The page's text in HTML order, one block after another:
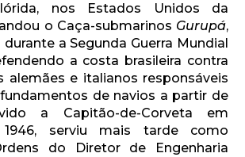
nos Estados Unidos da
o Caça-submarinos Gurupá,
a Segunda Guerra Mundial
a costa brasileira contra
alemães e italianos responsáveis
de navios a partir de
a Capitão-de-Corveta em
serviu mais tarde como
do Diretor de Engenharia